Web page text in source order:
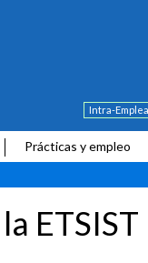
Intra-
Prácticas y empleo
ETSIST